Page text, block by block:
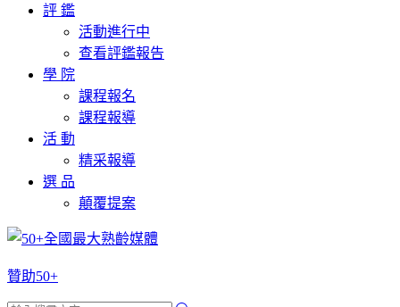
評 鑑
活動進行中
查看評鑑報告
學 院
課程報名
課程報導
活 動
精采報導
選 品
顛覆提案
贊助50+